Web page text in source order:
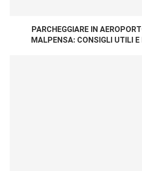
PARCHEGGIARE IN
MALPENSA: CONSIGLI UTILI E